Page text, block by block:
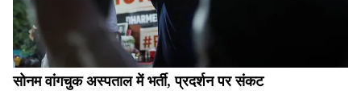
सोनम वांगचुक अस्पताल में भर्ती, प्रदर्शन पर संकट